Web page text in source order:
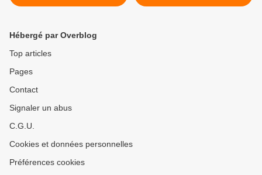
Hébergé par Overblog
Top articles
Pages
Contact
Signaler un abus
C.G.U.
Cookies et données personnelles
Préférences cookies